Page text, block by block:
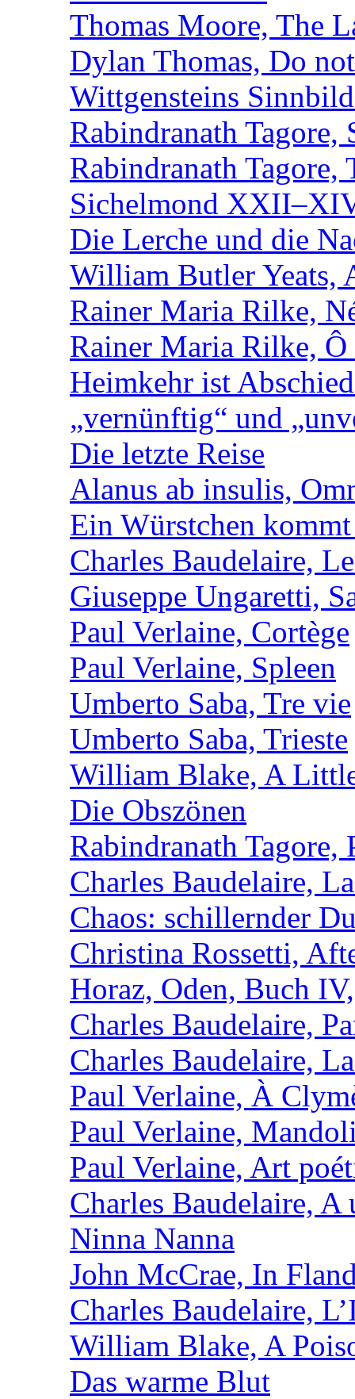
Thomas Moore, The
Dylan Thomas, Do
Wittgensteins
Rabindranath
Rabindranath Tagore,
Sichelmond
Die Lerche und die
William Butler Yeats,
Rainer Maria Rilke,
Rainer Maria Rilke, Ô
Heimkehr ist
„vernünftig“ und
Die letzte Reise
Alanus ab insulis,
Ein Würstchen
Charles Baudelaire,
Giuseppe Ungaretti,
Paul Verlaine, Cortège
Paul Verlaine, Spleen
Umberto Saba, Tre vie
Umberto Saba, Trieste
William Blake, A
Die Obszönen
Rabindranath Tagore,
Charles Baudelaire,
Chaos: schillernder
Christina Rossetti,
Horaz, Oden, Buch
Charles Baudelaire,
Charles Baudelaire,
Paul Verlaine, À
Paul Verlaine,
Paul Verlaine, Art
Charles Baudelaire, A
Ninna Nanna
John McCrae, In
Charles Baudelaire,
William Blake, A
Das warme Blut